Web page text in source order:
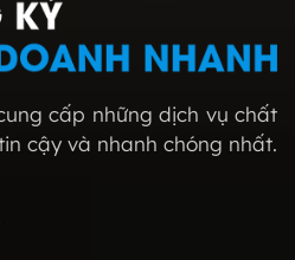
cấp những dịch vụ chất
cậy và nhanh chóng nhất.